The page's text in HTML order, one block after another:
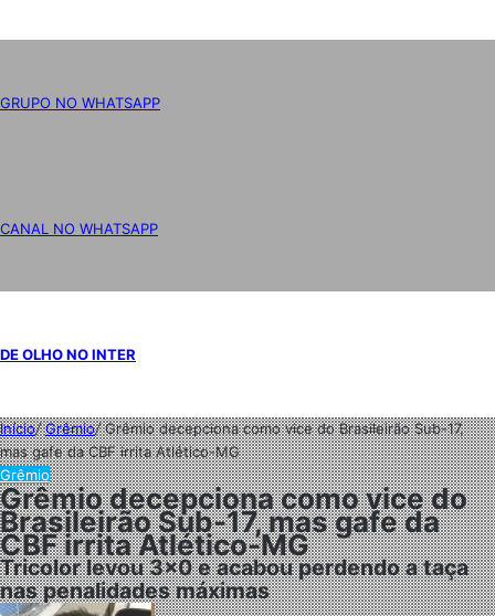
GRUPO NO WHATSAPP
CANAL NO WHATSAPP
DE OLHO NO INTER
Início/Grêmio/Grêmio decepciona como vice do Brasileirão Sub-17,
mas gafe da CBF irrita Atlético-MG
Grêmio
Grêmio decepciona como vice do
Brasileirão Sub-17, mas gafe da
CBF irrita Atlético-MG
Tricolor levou 3x0 e acabou perdendo a taça
nas penalidades máximas